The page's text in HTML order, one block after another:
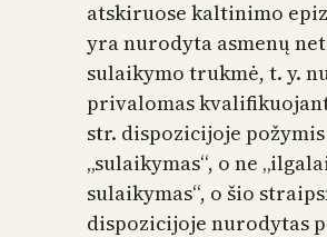
atskiruose kaltinimo
yra nurodyta asmenų
sulaikymo trukmė, t. y.
privalomas
str. dispozicijoje požymis
„sulaikymas“, o ne
sulaikymas“, o šio
dispozicijoje nurodytas